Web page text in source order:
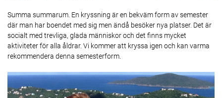
Summa summarum. En kryssning är en bekväm form av semester
där man har boendet med sig men ändå besöker nya platser. Det är
socialt med trevliga, glada människor och det finns mycket
aktiviteter för alla åldrar. Vi kommer att kryssa igen och kan varma
rekommendera denna semesterform.